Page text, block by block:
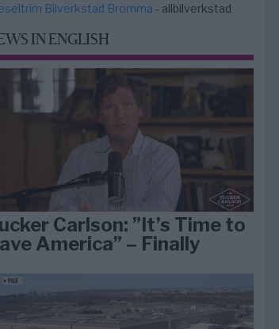
Bilverkstad Bromma - allbilverkstad
IN ENGLISH
Carlson: ”It’s Time to
America” – Finally